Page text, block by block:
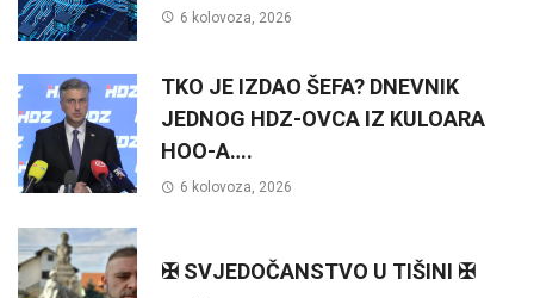
6 kolovoza, 2026
TKO JE IZDAO ŠEFA? DNEVNIK
JEDNOG HDZ-OVCA IZ KULOARA
HOO-A….
6 kolovoza, 2026
✠ SVJEDOČANSTVO U TIŠINI ✠